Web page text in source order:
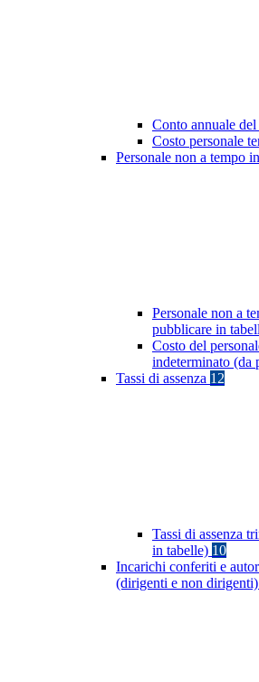
Conto annuale del
Costo personale
Personale non a tempo
Personale non a
pubblicare in
Costo del
indeterminato (da
Tassi di assenza 12
Tassi di assenza
in tabelle) 10
Incarichi conferiti e
(dirigenti e non dirigenti)